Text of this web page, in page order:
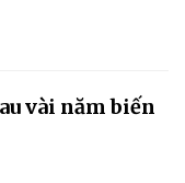
vài năm biến